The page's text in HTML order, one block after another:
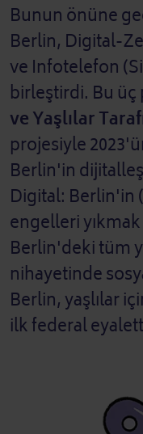
Bunun önüne
Berlin, Digital-
ve Infotelefon
birleştirdi. Bu üç
ve Yaşlılar
projesiyle
Berlin'in
Digital: Berlin'in
engelleri
Berlin'deki tüm
nihayetinde
Berlin, yaşlılar
ilk federal